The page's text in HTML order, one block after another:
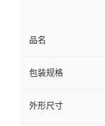
品名
包装规格
外形尺寸